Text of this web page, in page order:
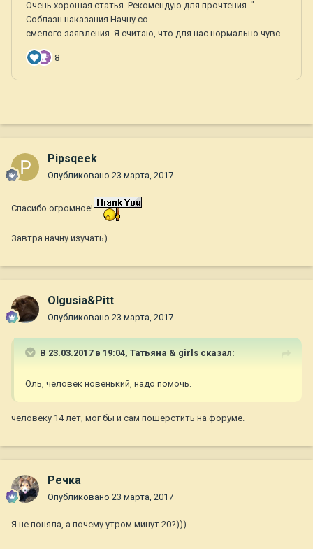
Pipsqeek
Опубликовано 23 марта, 2017
Спасибо огромное!
Завтра начну изучать)
Olgusia&Pitt
Опубликовано 23 марта, 2017
В 23.03.2017 в 19:04, Татьяна & girls сказал:
Оль, человек новенький, надо помочь.
человеку 14 лет, мог бы и сам пошерстить на форуме.
Речка
Опубликовано 23 марта, 2017
Я не поняла, а почему утром минут 20?)))